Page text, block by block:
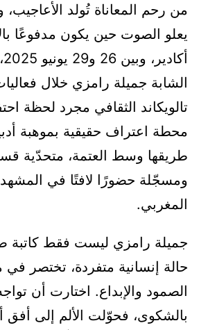
من رحم المعاناة تُولد
يعلو الصوت حين يكون مدفوعًا
الشابة جميلة رامزي خلال
تالويكاند الثقافي مجرد لحظة
محطة اعتراف حقيقية بموهبة
طريقها وسط العتمة، متحدّية
ومسجّلة حضورًا لافتًا في المشهد
المغربي.
جميلة رامزي ليست فقط كاتبة
حالة إنسانية متفردة، تختصر
الصمود والإبداع. اختارت أن تواجه
بالشكوى، فحوّلت الألم إلى أفق